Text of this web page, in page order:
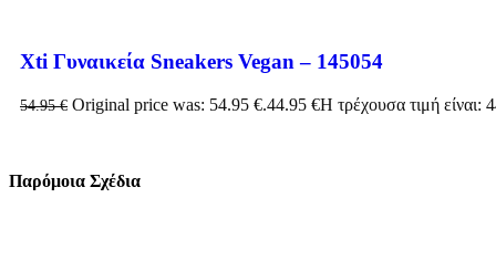
Xti Γυναικεία Sneakers Vegan – 145054
54.95€ Original price was: 54.95 €.44.95 €Η τρέχουσα τιμή είναι:
Παρόμοια Σχέδια